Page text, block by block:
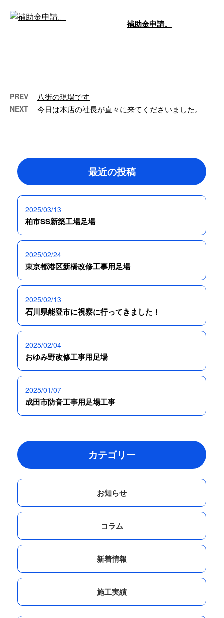
補助金申請。
PREV 八街の現場です
NEXT 今日は本店の社長が直々に来てくださいました。
最近の投稿
2025/03/13
柏市SS新築工場足場
2025/02/24
東京都港区新橋改修工事用足場
2025/02/13
石川県能登市に視察に行ってきました！
2025/02/04
おゆみ野改修工事用足場
2025/01/07
成田市防音工事用足場工事
カテゴリー
お知らせ
コラム
新着情報
施工実績